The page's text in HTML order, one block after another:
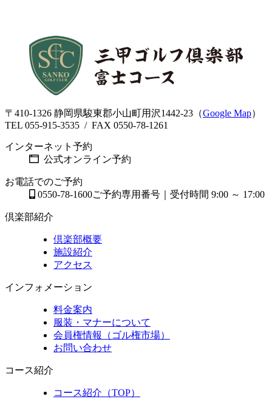
〒410-1326 静岡県駿東郡小山町用沢1442-23（Google Map）
TEL 055-915-3535 / FAX 0550-78-1261
インターネット予約
公式オンライン予約
お電話でのご予約
0550-78-1600ご予約専用番号｜受付時間 9:00 ～ 17:00
倶楽部紹介
倶楽部概要
施設紹介
アクセス
インフォメーション
料金案内
服装・マナーについて
会員権情報（ゴル権市場）
お問い合わせ
コース紹介
コース紹介（TOP）